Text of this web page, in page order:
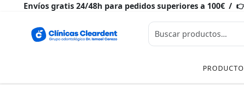
Envíos gratis 24/48h para pedidos superiores a 100€ /